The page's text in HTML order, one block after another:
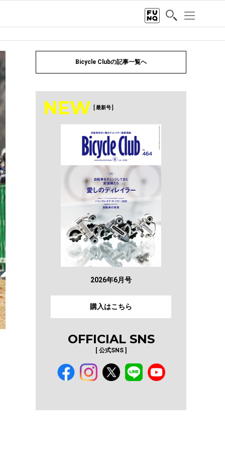
Bicycle Clubの記事一覧へ
NEW [ 最新号 ]
2026年6月号
購入はこちら
OFFICIAL SNS
[ 公式SNS ]